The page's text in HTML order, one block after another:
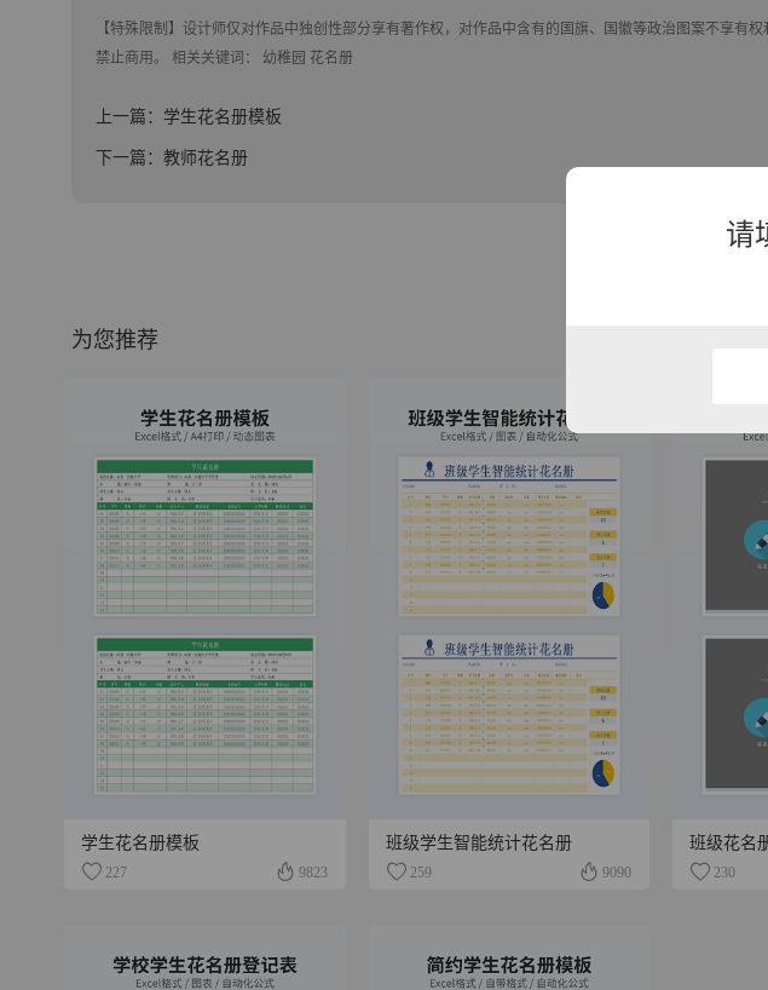
【特殊限制】设计师仅对作品中独创性部分享有著作权，对作品中含有的国旗、国徽等政治图案不享有权
禁止商用。 相关关键词： 幼稚园 花名册
上一篇：学生花名册模板
下一篇：教师花名册
为您推荐
学生花名册模板
227 9823
班级学生智能统计花名册
259 9090
班级花名
230
请